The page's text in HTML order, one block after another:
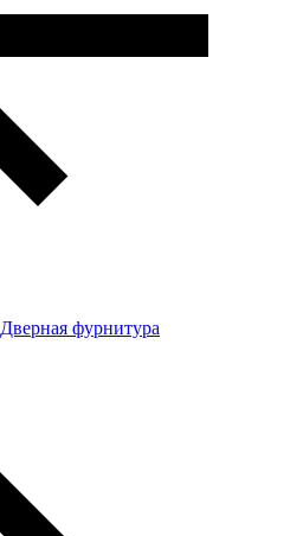
Дверная фурнитура